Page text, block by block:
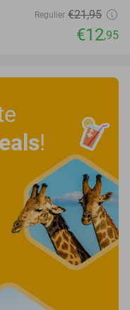
Regulier €21,95
€12,95
!